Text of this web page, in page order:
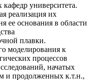
университета.
реализация их
ее основания в области
плавки.
моделирования к
процессов
начатых
и продолженных к.т.н.,